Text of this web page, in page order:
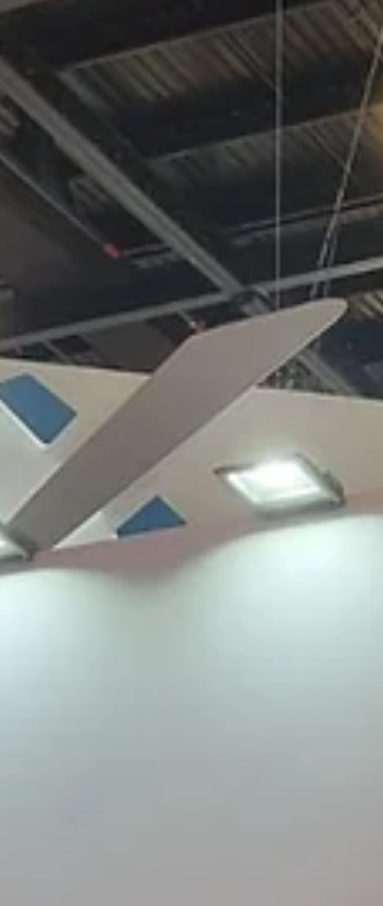
Equipe Contramarco
2 min de leitura
O que é uma Tela Mosquiteira?